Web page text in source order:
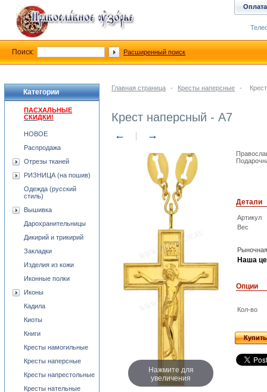
Главная страница - Кресты наперсные -
Крест наперсный - A7
← →
Нажмите для
увеличения
Детали
Артикул
Вес
Наша
Опции
Кол-во
Купить
Категории
ПАСХАЛЬНЫЕ
СКИДКИ!
НОВОЕ
Распродажа
Отрезы тканей
РИЗНИЦА (на пошив)
Одежда (русский
стиль)
Вышивка
Дарохранительницы
Дикирий и трикирий
Закладки
Изделия из кожи
Иконные полки
Иконы
Кадила
Киоты
Книги
Кресты намогильные
Кресты наперсные
Кресты напрестольные
Кресты нательные
Оплата
Поиск: Расширенный поиск